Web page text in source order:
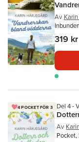
Av
319 kr
4 POCKET FÖR 3 Del 4 -
Av